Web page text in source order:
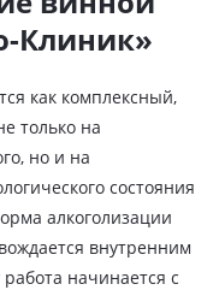
Клиник»
как комплексный,
только на
но и на
состояния
алкоголизации
внутренним
начинается с